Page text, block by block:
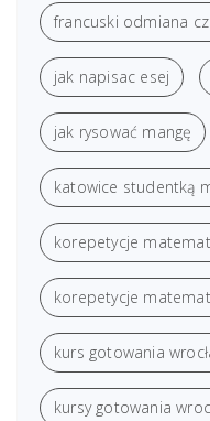
francuski odmiana
jak napisac esej
jak rysować mangę
katowice studentką
korepetycje
korepetycje
kurs gotowania
kursy gotowania